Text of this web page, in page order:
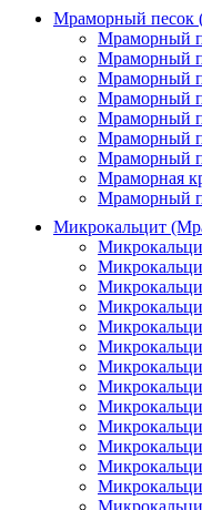
Мраморный песок
Мраморный
Мраморный
Мраморный
Мраморный
Мраморный
Мраморный
Мраморный
Мраморная
Мраморный
Микрокальцит